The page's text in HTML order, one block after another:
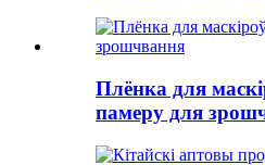
Плёнка для
памеру для